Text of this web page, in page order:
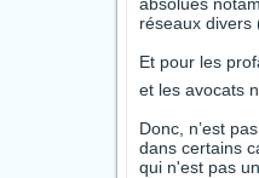
réseaux divers
Et pour les
et les avocats
Donc, n’est
dans certains
qui n'est pas